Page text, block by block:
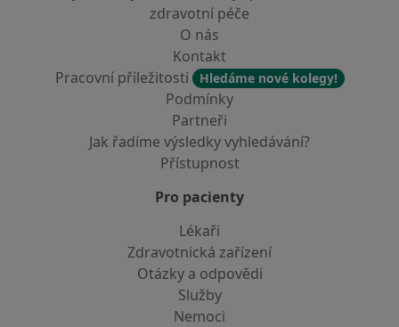
zdravotní péče
O nás
Kontakt
Pracovní příležitosti
Hledáme nové kolegy!
Podmínky
Partneři
Jak řadíme výsledky vyhledávání?
Přístupnost
Pro pacienty
Lékaři
Zdravotnická zařízení
Otázky a odpovědi
Služby
Nemoci